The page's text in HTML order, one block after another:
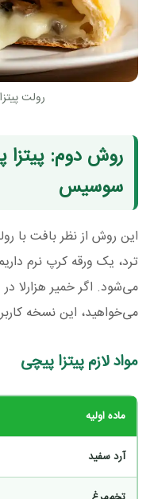
رولت
روش دوم: پیتزا
سوسیس
این روش از نظر بافت با
ترد، یک ورقه کرپ نرم
می‌شود. اگر خمیر هزارلا
می‌خواهید، این نسخه
مواد لازم پیتزا پیچی
ماده اولیه
آرد سفید